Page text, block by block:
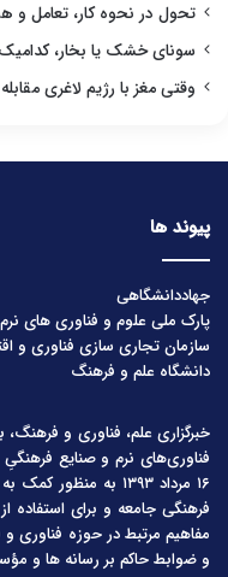
تحول در نحوه کار، تعامل و
سونای خشک یا بخار،
وقتی مغز با رژیم لاغری
پیوند ها
جهاددانشگاهی
پارک ملی علوم و فناوری های
سازمان تجاری سازی فناوری و
دانشگاه علم و فرهنگ
خبرگزاری علم، فناوری و
فناوری‌های نرم و صنایع
۱۶ مرداد ۱۳۹۳ به
فرهنگی جامعه و برای استفاده
مفاهیم مرتبط در حوزه
و ضوابط حاکم بر رسانه ها و